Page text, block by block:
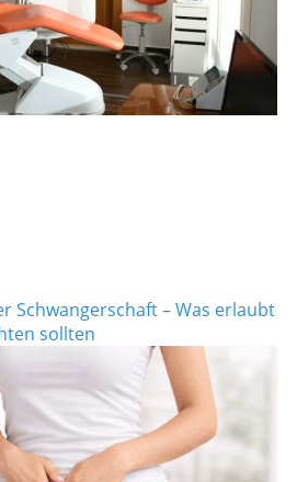
Schwangerschaft – Was erlaubt
sollten